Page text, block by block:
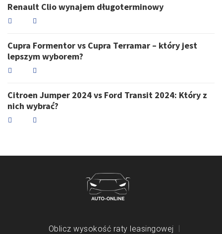
Renault Clio wynajem długoterminowy
Cupra Formentor vs Cupra Terramar – który jest
lepszym wyborem?
Citroen Jumper 2024 vs Ford Transit 2024: Który z
nich wybrać?
Oblicz wysokość raty leasingowej